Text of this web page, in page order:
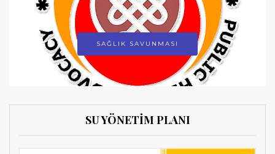
SAĞLIK SAVUNMASI
SU YÖNETİM PLANI